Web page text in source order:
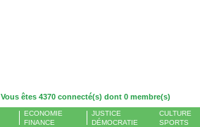
Vous êtes 4370 connecté(s) dont 0 membre(s)
ECONOMIE
FINANCE
JUSTICE
DÉMOCRATIE
CULTURE
SPORTS